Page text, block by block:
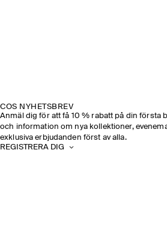
COS NYHETSBREV
Anmäl dig för att få 10 % rabatt på din första
och information om nya kollektioner,
exklusiva erbjudanden först av alla.
REGISTRERA DIG